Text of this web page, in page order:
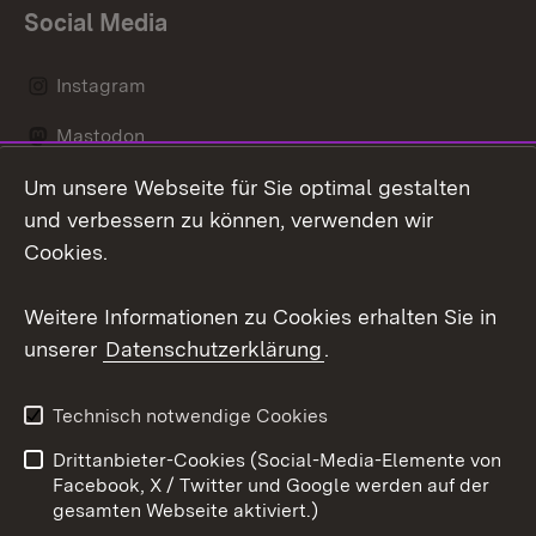
Social Media
Instagram
Mastodon
Messenger
Kontakt
Impressum
Cookies
Um unsere Webseite für Sie optimal gestalten
und verbessern zu können, verwenden wir
Cookies.
Weitere Informationen zu Cookies erhalten Sie in
unserer Datenschutzerklärung.
Technisch notwendige Cookies
Drittanbieter-Cookies (Social-Media-Elemente von
Facebook, X / Twitter und Google werden auf der
gesamten Webseite aktiviert.)